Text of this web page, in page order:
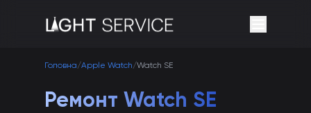
Головна/Apple Watch/Watch SE
Ремонт Watch SE